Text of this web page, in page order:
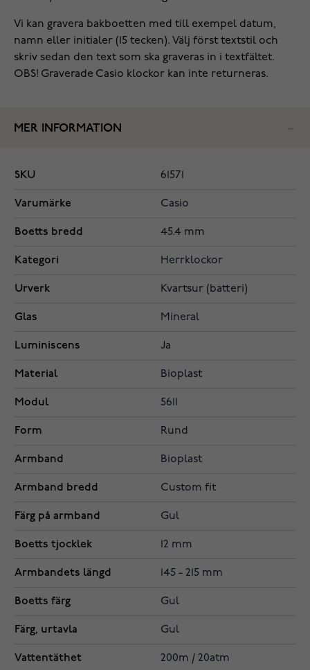
Vi kan gravera bakboetten med till exempel datum,
namn eller initialer (15 tecken). Välj först textstil och
skriv sedan den text som ska graveras in i textfältet.
OBS! Graverade Casio klockor kan inte returneras.
MER INFORMATION
SKU 61571
Varumärke Casio
Boetts bredd 45.4 mm
Kategori Herrklockor
Urverk Kvartsur (batteri)
Glas Mineral
Luminiscens Ja
Material Bioplast
Modul 5611
Form Rund
Armband Bioplast
Armband bredd Custom fit
Färg på armband Gul
Boetts tjocklek 12 mm
Armbandets längd 145 - 215 mm
Boetts färg Gul
Färg, urtavla Gul
Vattentäthet 200m / 20atm